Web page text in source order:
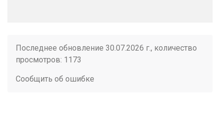
Последнее обновление 30.07.2026 г., количество
просмотров: 1173
Сообщить об ошибке